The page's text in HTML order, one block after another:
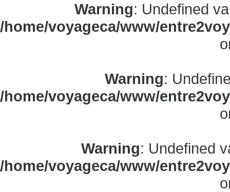
Warning: Undefined
/home/voyageca/www/
Warning:
/home/voyageca/www/
Warning: Undefined
/home/voyageca/www/